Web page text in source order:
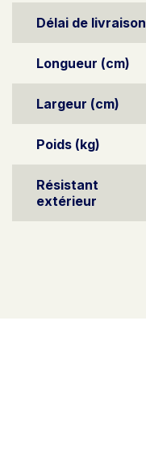
Délai de livraison
Longueur (cm)
Largeur (cm)
Poids (kg)
Résistant
extérieur